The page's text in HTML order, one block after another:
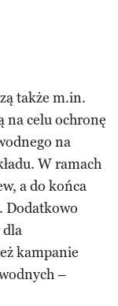
także m.in.
na celu ochronę
na
W ramach
a do końca
Dodatkowo
dla
kampanie
–